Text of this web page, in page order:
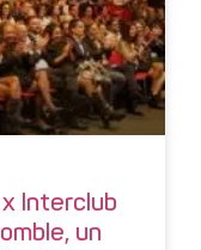
Interclub
un